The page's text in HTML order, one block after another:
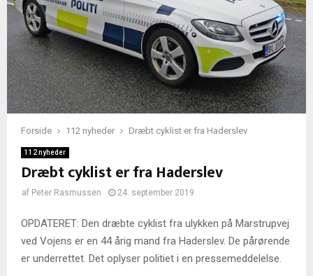
Forside 112 nyheder Dræbt cyklist er fra Haderslev
112 nyheder
Dræbt cyklist er fra Haderslev
af Peter Rasmussen 24. september 2019
OPDATERET: Den dræbte cyklist fra ulykken på Marstrupvej
ved Vojens er en 44 årig mand fra Haderslev. De pårørende
er underrettet. Det oplyser politiet i en pressemeddelelse.